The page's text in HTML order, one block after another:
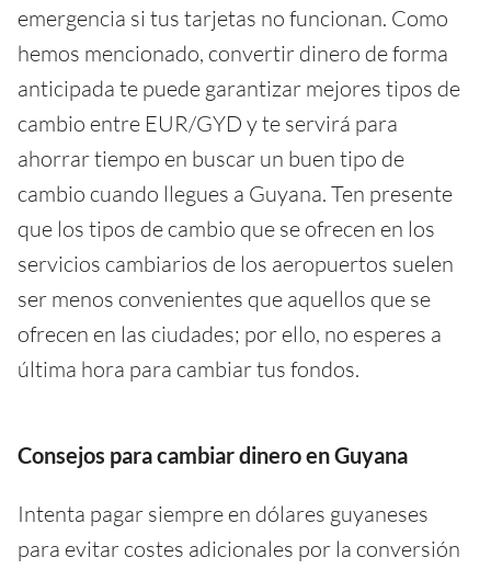
emergencia si tus tarjetas no funcionan. Como
hemos mencionado, convertir dinero de forma
anticipada te puede garantizar mejores tipos de
cambio entre EUR/GYD y te servirá para
ahorrar tiempo en buscar un buen tipo de
cambio cuando llegues a Guyana. Ten presente
que los tipos de cambio que se ofrecen en los
servicios cambiarios de los aeropuertos suelen
ser menos convenientes que aquellos que se
ofrecen en las ciudades; por ello, no esperes a
última hora para cambiar tus fondos.
Consejos para cambiar dinero en Guyana
Intenta pagar siempre en dólares guyaneses
para evitar costes adicionales por la conversión